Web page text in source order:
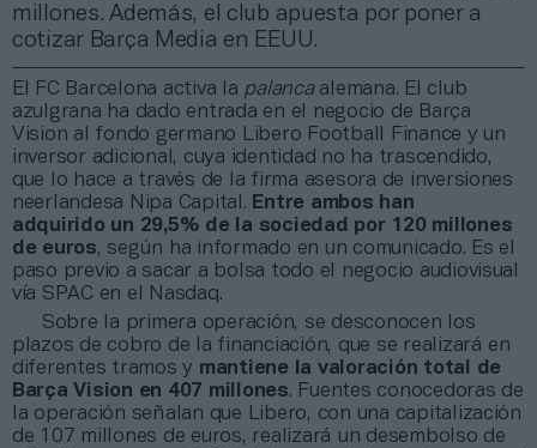
millones. Además, el club apuesta por poner a
cotizar Barça Media en EEUU.
El FC Barcelona activa la palancaalemana. El club
azulgrana ha dado entrada en el negocio de Barça
Vision al fondo germano Libero Football Finance y un
inversor adicional, cuya identidad no ha trascendido,
que lo hace a través de la firma asesora de inversiones
neerlandesa Nipa Capital. Entre ambos han
adquirido un 29,5% de la sociedad por 120 millones
de euros, según ha informado en un comunicado. Es el
paso previo a sacar a bolsa todo el negocio audiovisual
vía SPAC en el Nasdaq.
Sobre la primera operación, se desconocen los
plazos de cobro de la financiación, que se realizará en
diferentes tramos y mantiene la valoración total de
Barça Vision en 407 millones. Fuentes conocedoras de
la operación señalan que Libero, con una capitalización
de 107 millones de euros, realizará un desembolso de